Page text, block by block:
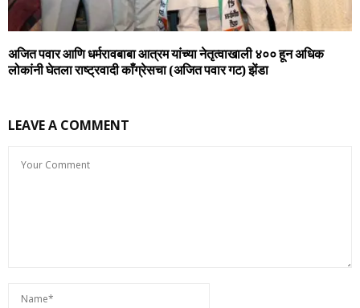
अजित पवार आणि धर्मरावबाबा आत्रम यांच्या नेतृत्वाखाली ४०० हून अधिक
लोकांनी घेतला राष्ट्रवादी काँग्रेसचा (अजित पवार गट) झेंडा
LEAVE A COMMENT